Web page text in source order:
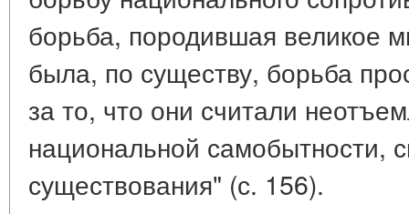
борьба, породившая великое
была, по существу, борьба
за то, что они считали
национальной самобытности,
существования" (с. 156).